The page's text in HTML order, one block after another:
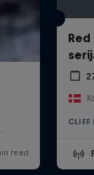
CLIFF